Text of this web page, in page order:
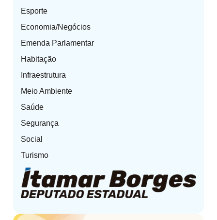
Esporte
Economia/Negócios
Emenda Parlamentar
Habitação
Infraestrutura
Meio Ambiente
Saúde
Segurança
Social
Turismo